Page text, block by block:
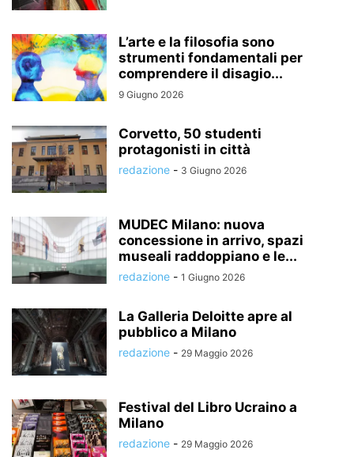
L’arte e la filosofia sono
strumenti fondamentali per
comprendere il disagio...
9 Giugno 2026
Corvetto, 50 studenti
protagonisti in città
redazione - 3 Giugno 2026
MUDEC Milano: nuova
concessione in arrivo, spazi
museali raddoppiano e le...
redazione - 1 Giugno 2026
La Galleria Deloitte apre al
pubblico a Milano
redazione - 29 Maggio 2026
Festival del Libro Ucraino a
Milano
redazione - 29 Maggio 2026